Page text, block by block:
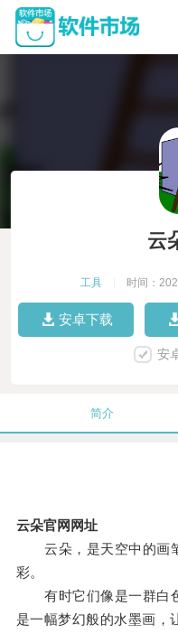
云
工具 时间：
安卓下载
安
简介
云朵官网网址
云朵，是天空中的画
彩。
有时它们像是一群白色
是一幅梦幻般的水墨画，